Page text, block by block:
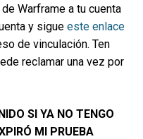
Warframe a tu cuenta
y sigue este enlace
de vinculación. Ten
reclamar una vez por
SI YA NO TENGO
MI PRUEBA